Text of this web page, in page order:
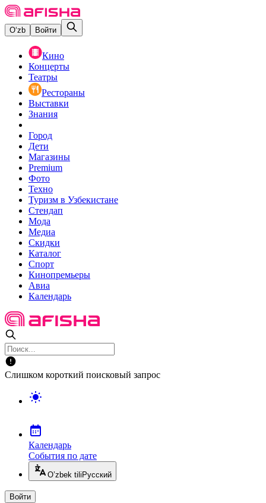
O‘zb Войти
Кино
Концерты
Театры
Рестораны
Выставки
Знания
Город
Дети
Магазины
Premium
Фото
Техно
Туризм в Узбекистане
Стендап
Мода
Медиа
Скидки
Каталог
Спорт
Кинопремьеры
Авиа
Календарь
Слишком короткий поисковый запрос
Календарь
События по дате
O’zbek tili Русский
Войти